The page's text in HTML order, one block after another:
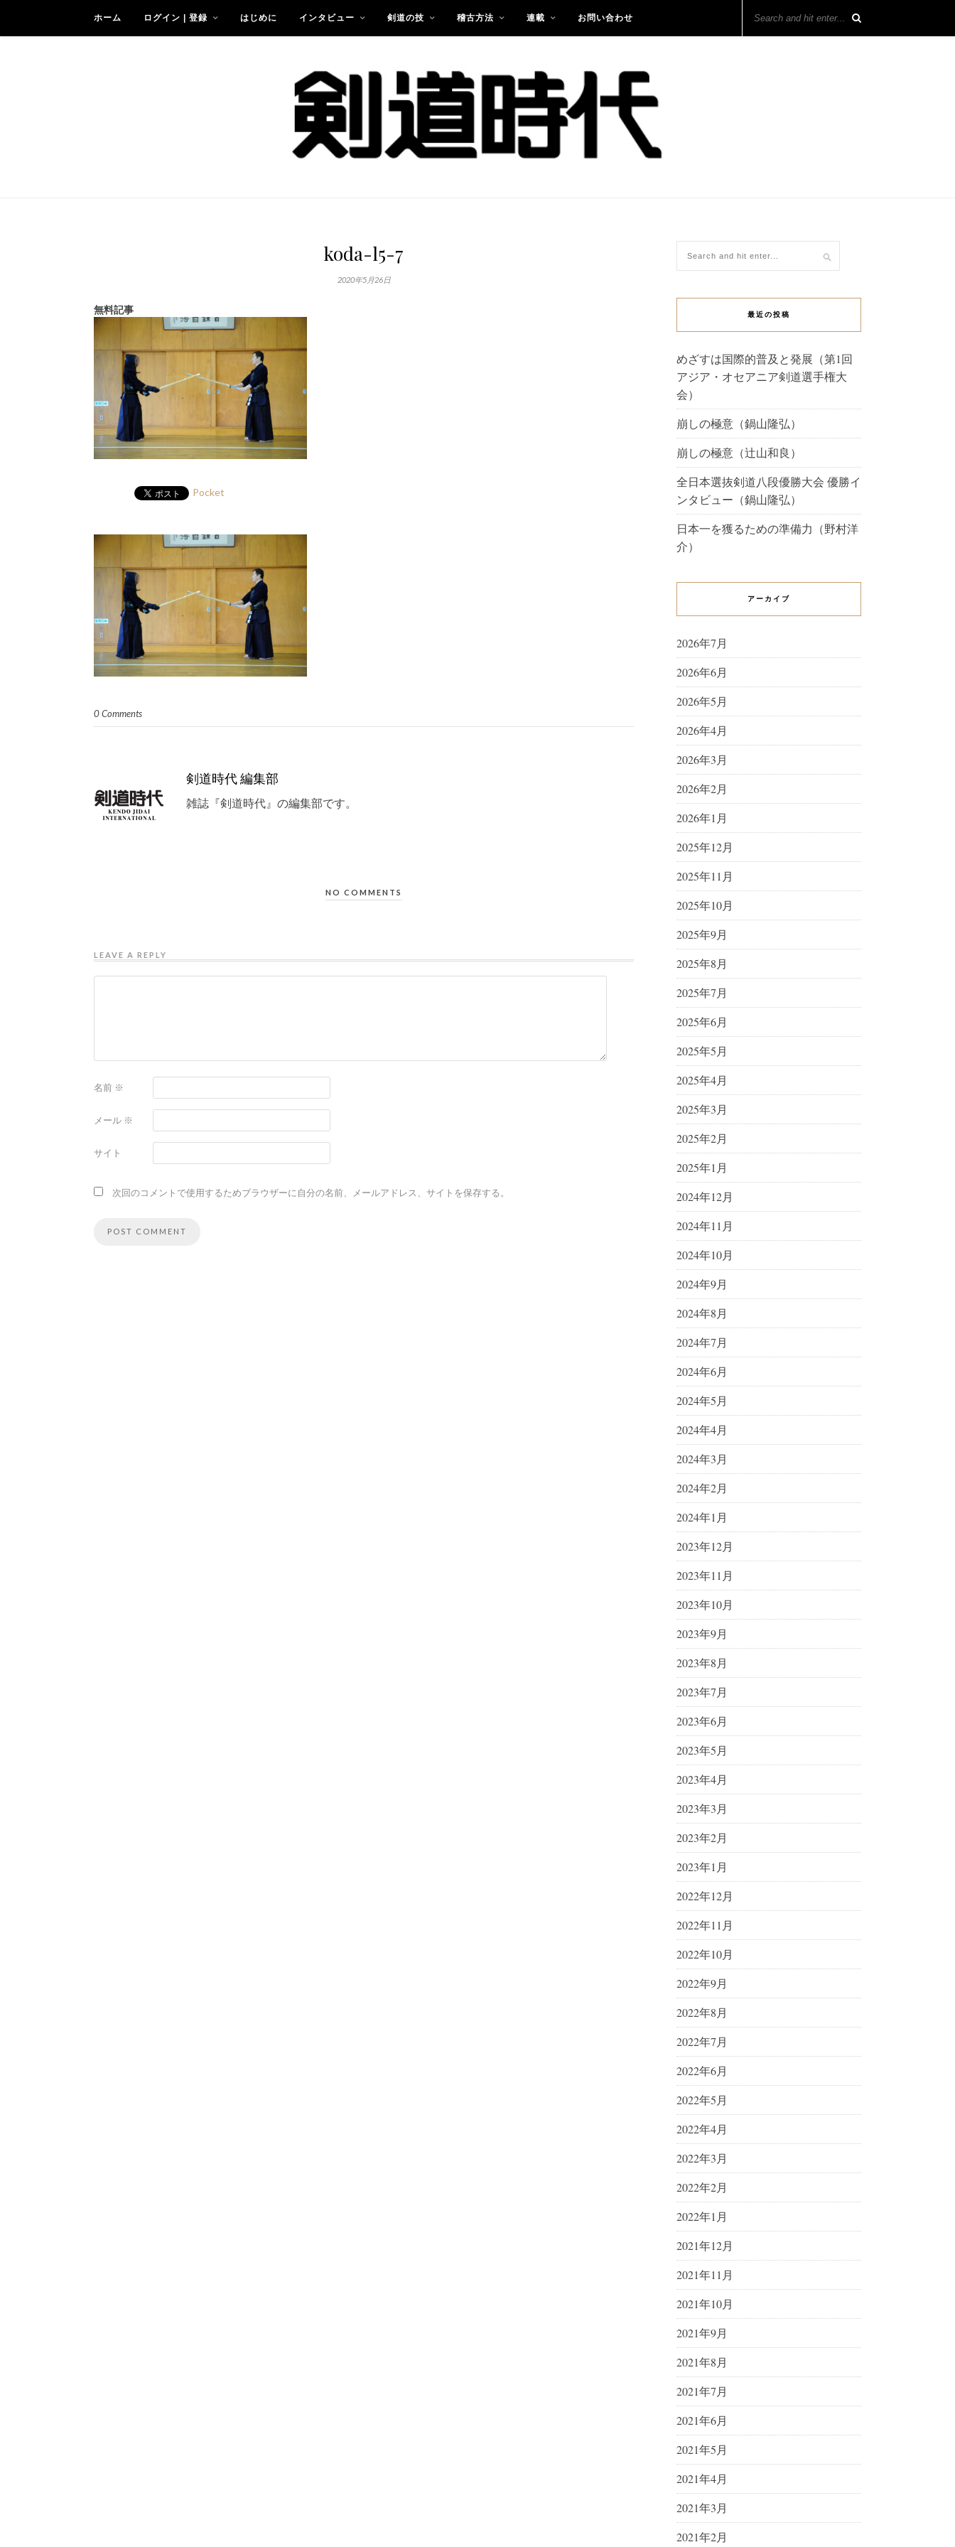
ホーム ログイン | 登録 はじめに インタビュー 剣道の技 稽古方法 連載 お問い合わせ
koda-l5-7
2020年5月26日
無料記事
Pocket
0 Comments
剣道時代 編集部
雑誌『剣道時代』の編集部です。
NO COMMENTS
LEAVE A REPLY
名前 ※
メール ※
サイト
次回のコメントで使用するためブラウザーに自分の名前、メールアドレス、サイトを保存する。
最近の投稿
めざすは国際的普及と発展（第1回
アジア・オセアニア剣道選手権大
会）
崩しの極意（鍋山隆弘）
崩しの極意（辻山和良）
全日本選抜剣道八段優勝大会 優勝イ
ンタビュー（鍋山隆弘）
日本一を獲るための準備力（野村洋
介）
アーカイブ
2026年7月
2026年6月
2026年5月
2026年4月
2026年3月
2026年2月
2026年1月
2025年12月
2025年11月
2025年10月
2025年9月
2025年8月
2025年7月
2025年6月
2025年5月
2025年4月
2025年3月
2025年2月
2025年1月
2024年12月
2024年11月
2024年10月
2024年9月
2024年8月
2024年7月
2024年6月
2024年5月
2024年4月
2024年3月
2024年2月
2024年1月
2023年12月
2023年11月
2023年10月
2023年9月
2023年8月
2023年7月
2023年6月
2023年5月
2023年4月
2023年3月
2023年2月
2023年1月
2022年12月
2022年11月
2022年10月
2022年9月
2022年8月
2022年7月
2022年6月
2022年5月
2022年4月
2022年3月
2022年2月
2022年1月
2021年12月
2021年11月
2021年10月
2021年9月
2021年8月
2021年7月
2021年6月
2021年5月
2021年4月
2021年3月
2021年2月